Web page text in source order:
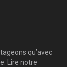
qu’avec
Lire notre